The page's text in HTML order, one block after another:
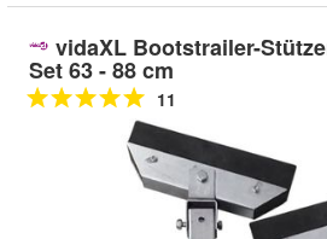
vidaXL Bootstrailer-
Set 63 - 88 cm
11